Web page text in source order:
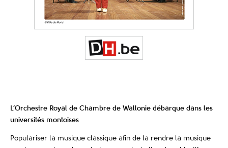
L’Orchestre Royal de Chambre de Wallonie débarque dans les
universités montoises
Populariser la musique classique afin de la rendre la musique